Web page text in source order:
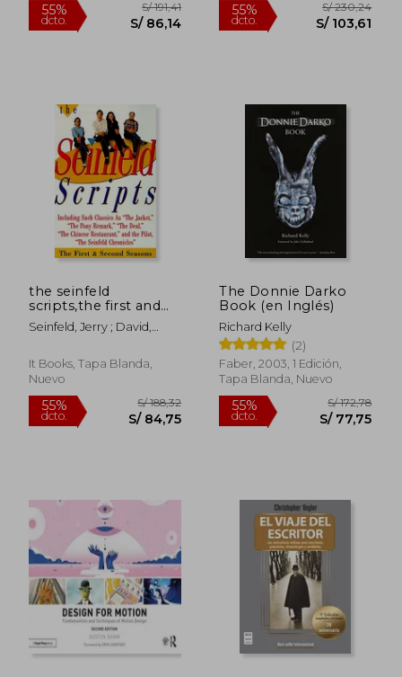
55%
dcto.
S/ 197,06
S/ 88,68
55%
dcto.
55%
dcto.
S/ 191,41
S/ 86,14
55%
dcto.
the seinfeld
scripts,the first and
second seasons (en
Inglés)
Seinfeld, Jerry ; David,
It Books, Tapa Blanda,
Nuevo
The Donnie Darko
Book (en Inglés)
Richard Kelly
(2)
Faber, 2003, 1 Edición,
Tapa Blanda, Nuevo